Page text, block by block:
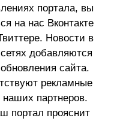
портала, вы
на нас Вконтакте
Новости в
добавляются
сайта.
рекламные
наших партнеров.
портал прояснит